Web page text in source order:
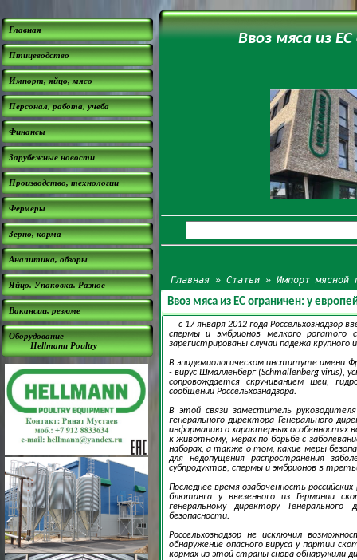
Главная
Птицеводство
Импорт, яйцо, мясо
Персонал, работа, учеба
Финансы
Зарубежные новости
Производство, технологии
Фермеры
Зерно, корма
Аналитика, обзоры
Яйцо. Упаковка. Разное
Вакансии, резюме
Оборудование
Hellmann Poultry
Ввоз мяса из
Главная »Статьи »Импорт мясной
Ввоз мяса из ЕС ограничен: у
с 17 января 2012 года Россельхознадзор
спермы и эмбрионов мелкого рогатого
зарегистрированы случаи падежа крупного
В эпидемиологическом институте имени
- вирус Шмалленберг (Schmallenberg virus),
сопровождается скручиванием шеи,
сообщении Россельхознадзора.
В этой связи заместитель руководителя
генерального директора Генерального
информацию о характерных особенностях
к животному, мерах по борьбе с
наборах, а также о том, какие меры
для недопущения распространения
субпродуктов, спермы и эмбрионов в
Последнее время озабоченность
блютанга у ввезенного из Германии
генеральному директору
безопасности.
Россельхознадзор не исключил
обнаружение опасного вируса у партии
кормах из этой страны снова обнаружили